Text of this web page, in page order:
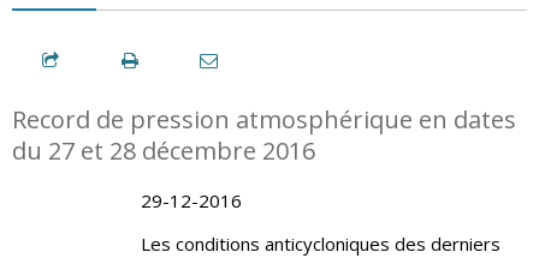
Record de pression atmosphérique en dates
du 27 et 28 décembre 2016
29-12-2016
Les conditions anticycloniques des derniers